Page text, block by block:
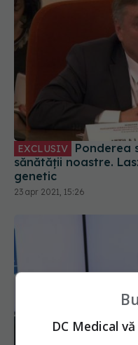
EXCLUSIV
sănătății noastre.
genetic
23 apr 2021, 15:26
DC Medical